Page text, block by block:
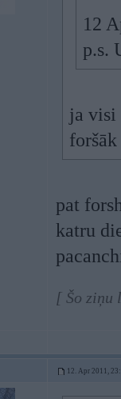
12
p.s.
ja visi
foršāk
pat
katru
[ Šo ziņu
12. Apr 2011,